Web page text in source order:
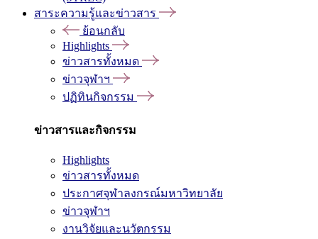
สาระความรู้และข่าวสาร
ย้อนกลับ
Highlights
ข่าวสารทั้งหมด
ข่าวจุฬาฯ
ปฏิทินกิจกรรม
ข่าวสารและกิจกรรม
Highlights
ข่าวสารทั้งหมด
ประกาศจุฬาลงกรณ์มหาวิทยาลัย
ข่าวจุฬาฯ
งานวิจัยและนวัตกรรม